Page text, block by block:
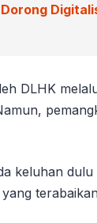
DLHK
keluhan